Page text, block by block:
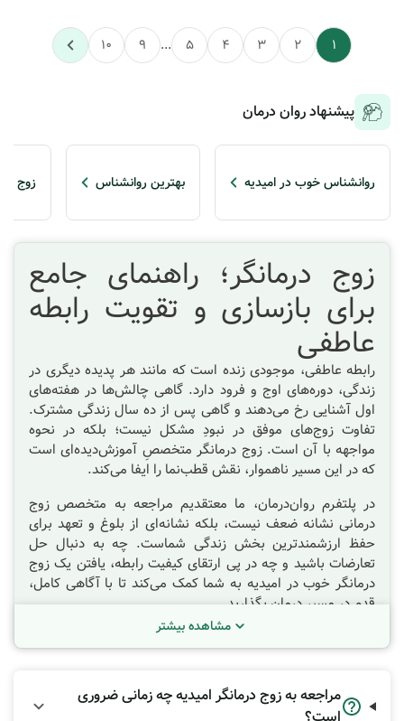
1
2
3
4
5
...
9
10
پیشنهاد روان درمان
روانشناس خوب در امیدیه بهترین روانشناس زوج
زوج درمانگر؛ راهنمای جامع
برای بازسازی و تقویت رابطه
عاطفی
رابطه عاطفی، موجودی زنده است که مانند هر پدیده دیگری در
زندگی، دوره‌های اوج و فرود دارد. گاهی چالش‌ها در هفته‌های
اول آشنایی رخ می‌دهند و گاهی پس از ده سال زندگی مشترک.
تفاوت زوج‌های موفق در نبودِ مشکل نیست؛ بلکه در نحوه
مواجهه با آن است. زوج درمانگر متخصصِ آموزش‌دیده‌ای است
که در این مسیر ناهموار، نقش قطب‌نما را ایفا می‌کند.
در پلتفرم روان‌درمان، ما معتقدیم مراجعه به متخصص زوج
درمانی نشانه ضعف نیست، بلکه نشانه‌ای از بلوغ و تعهد برای
حفظ ارزشمندترین بخش زندگی شماست. چه به دنبال حل
تعارضات باشید و چه در پی ارتقای کیفیت رابطه، یافتن یک زوج
درمانگر خوب در امیدیه به شما کمک می‌کند تا با آگاهی کامل،
قدم در مسیر درمان بگذارید.
زوج درمانگر کیست و چه کاری
انجام می‌دهد؟
زوج‌درمانی نوعی از روان‌درمانی است که در آن، یک روانشناس
مشاهده بیشتر
مراجعه به زوج درمانگر امیدیه چه زمانی ضروری